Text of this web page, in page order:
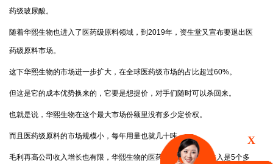
药级玻尿酸。
随着华熙生物也进入了医药级原料领域，到2019年，资生堂又宣布要退出医
药级原料市场。
这下华熙生物的市场进一步扩大，在全球医药级市场的占比超过60%。
但这是它的成本优势换来的，它要是想提价，对手们随时可以杀回来。
也就是说，华熙生物在这个最大市场份额里没有多少定价权。
而且医药级原料的市场规模小，每年用量也就几十吨。
毛利再高公司收入增长也有限，华熙生物的医药级原料2016年收入是5个多
X